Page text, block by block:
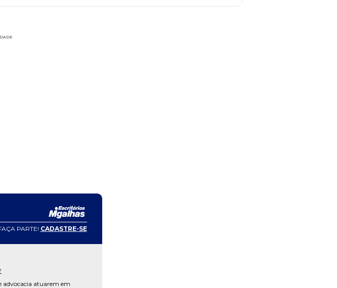
PARTE! CADASTRE-SE
advocacia atuarem em